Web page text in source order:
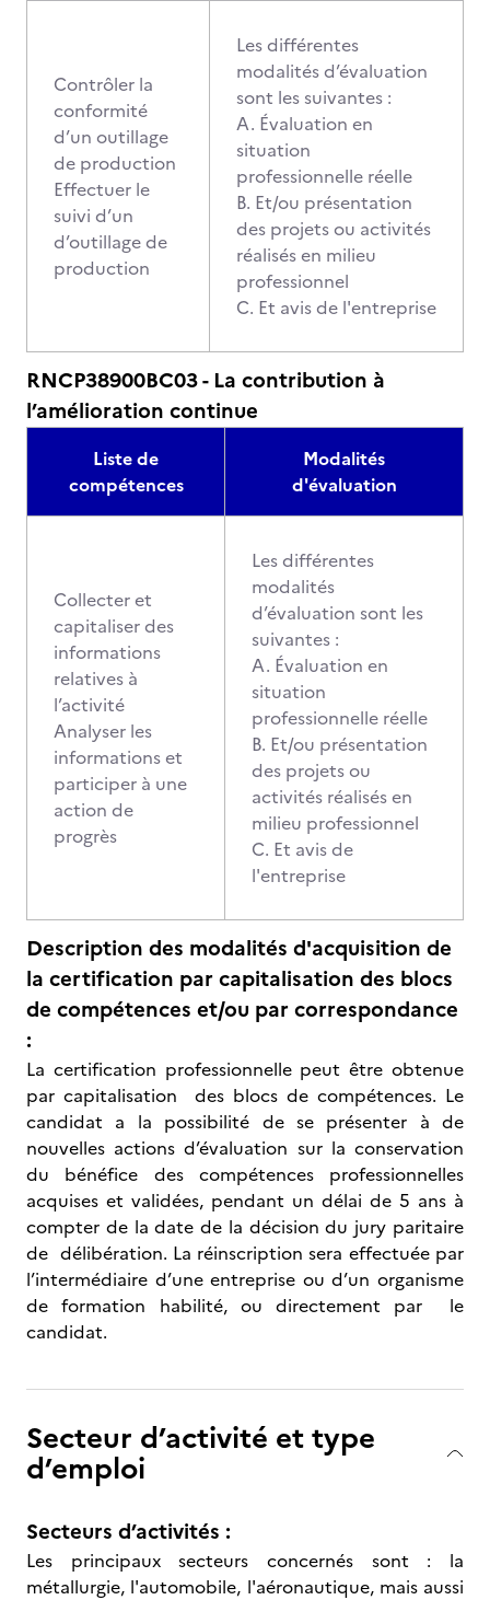
Contrôler la
conformité
d’un outillage
de production
Effectuer le
suivi d’un
d’outillage de
production
Les différentes
modalités d’évaluation
sont les suivantes :
A. Évaluation en
situation
professionnelle réelle
B. Et/ou présentation
des projets ou activités
réalisés en milieu
professionnel
C. Et avis de l'entreprise
RNCP38900BC03 - La contribution à
l’amélioration continue
Liste de
compétences
Modalités
d'évaluation
Collecter et
capitaliser des
informations
relatives à
l’activité
Analyser les
informations et
participer à une
action de
progrès
Les différentes
modalités
d’évaluation sont les
suivantes :
A. Évaluation en
situation
professionnelle réelle
B. Et/ou présentation
des projets ou
activités réalisés en
milieu professionnel
C. Et avis de
l'entreprise
Description des modalités d'acquisition de
la certification par capitalisation des blocs
de compétences et/ou par correspondance
:
La certification professionnelle peut être obtenue
par capitalisation des blocs de compétences. Le
candidat a la possibilité de se présenter à de
nouvelles actions d’évaluation sur la conservation
du bénéfice des compétences professionnelles
acquises et validées, pendant un délai de 5 ans à
compter de la date de la décision du jury paritaire
de délibération. La réinscription sera effectuée par
l’intermédiaire d’une entreprise ou d’un organisme
de formation habilité, ou directement par le
candidat.
Secteur d’activité et type
d’emploi
Secteurs d’activités :
Les principaux secteurs concernés sont : la
métallurgie, l'automobile, l'aéronautique, mais aussi